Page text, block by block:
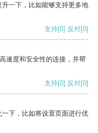
一下，比如能够支持更多地
支持[0] 反对[0]
速度和安全性的连接，并帮
支持[0] 反对[0]
下，比如将设置页面进行优